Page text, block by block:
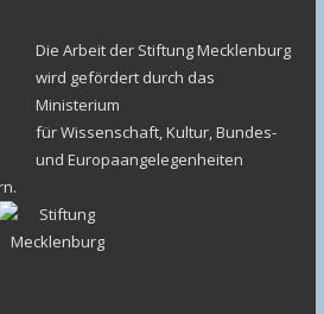
Die Arbeit der Stiftung Mecklenburg
wird gefördert durch das
Ministerium
für Wissenschaft, Kultur, Bundes-
und Europaangelegenheiten